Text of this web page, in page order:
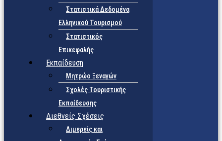
Στατιστικά Δεδομένα
Ελληνικού Τουρισμού
Στατιστικός
Επικεφαλής
Εκπαίδευση
Μητρώο Ξεναγών
Σχολές Τουριστικής
Εκπαίδευσης
Διεθνείς Σχέσεις
Διμερείς και